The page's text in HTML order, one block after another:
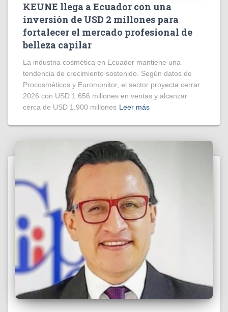
KEUNE llega a Ecuador con una
inversión de USD 2 millones para
fortalecer el mercado profesional de
belleza capilar
La industria cosmética en Ecuador mantiene una
tendencia de crecimiento sostenido. Según datos de
Procosméticos y Euromonitor, el sector proyecta cerrar
2026 con USD 1.656 millones en ventas y alcanzar
cerca de USD 1.900 millones Leer más